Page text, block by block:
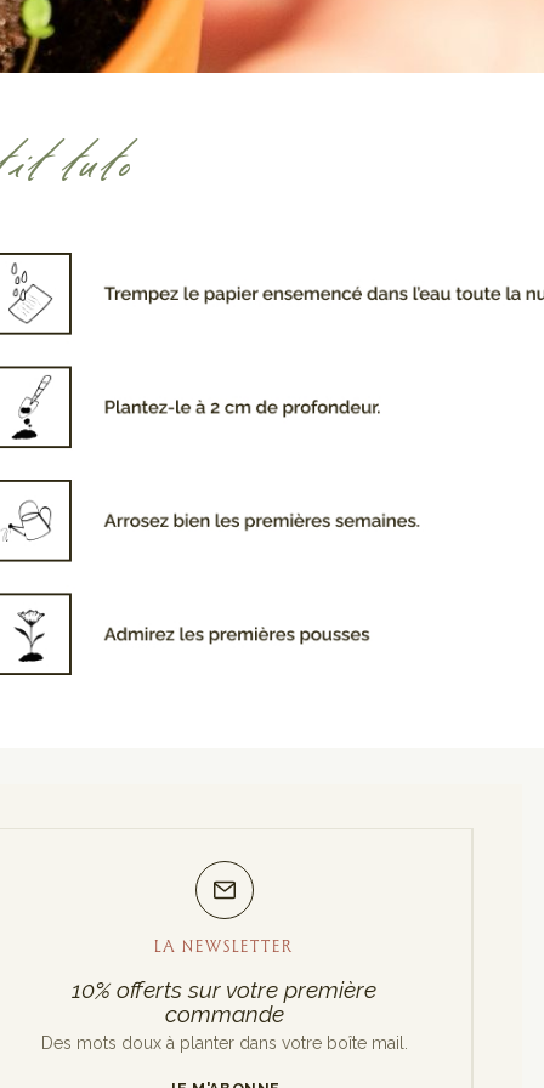
tuto
LA NEWSLETTER
10% offerts sur votre première
commande
Des mots doux à planter dans votre boîte mail.